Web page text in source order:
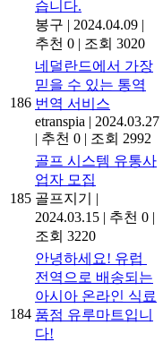
습니다.
봉구 | 2024.04.09 |
추천 0 | 조회 3020
186
네덜란드에서 가장
믿을 수 있는 통역
번역 서비스
etranspia | 2024.03.27
| 추천 0 | 조회 2992
185
골프 시스템 유통사
업자 모집
골프지기
|
2024.03.15 | 추천 0 |
조회 3220
184
안녕하세요! 유럽 ​​
전역으로 배송되는
아시아 온라인 식료
품점 유루마트입니
다!